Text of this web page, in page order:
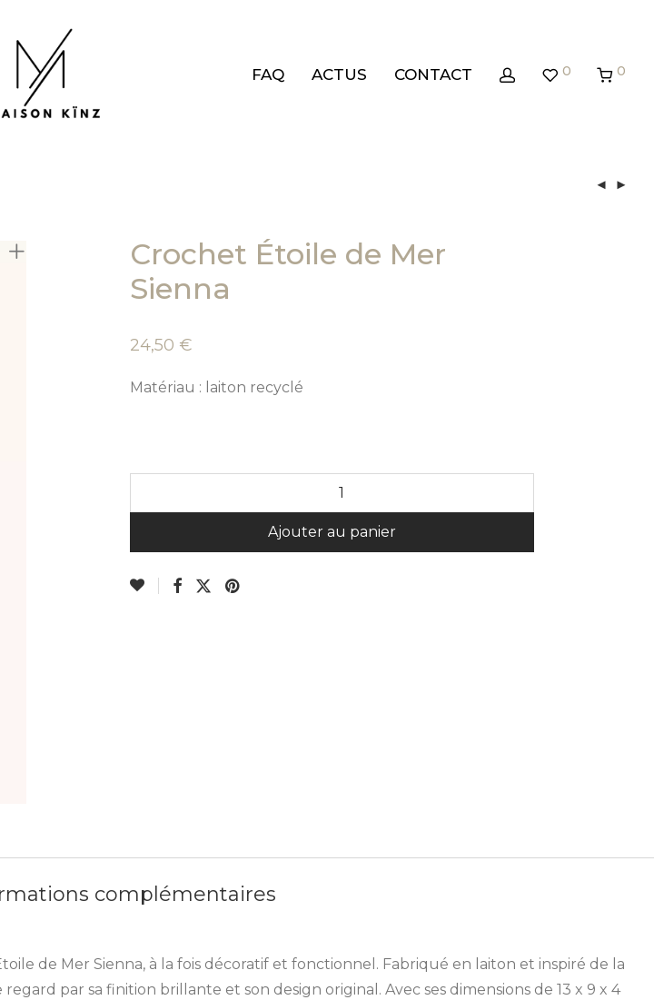
FAQ ACTUS CONTACT 0 0
Crochet Étoile de Mer
Sienna
24,50 €
Matériau : laiton recyclé
Ajouter au panier
complémentaires
de Mer Sienna, à la fois décoratif et fonctionnel. Fabriqué en laiton et inspiré de la
par sa finition brillante et son design original. Avec ses dimensions de 13 x 9 x 4